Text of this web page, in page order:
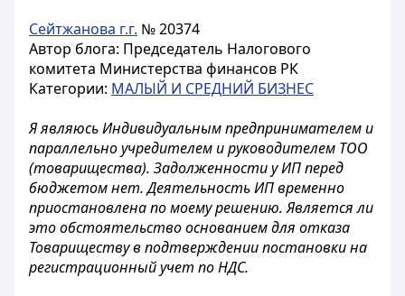
Сейтжанова г.г. № 20374
Автор блога: Председатель Налогового
комитета Министерства финансов РК
Категории: МАЛЫЙ И СРЕДНИЙ БИЗНЕС
Я являюсь Индивидуальным предпринимателем и
параллельно учредителем и руководителем ТОО
(товарищества). Задолженности у ИП перед
бюджетом нет. Деятельность ИП временно
приостановлена по моему решению. Является ли
это обстоятельство основанием для отказа
Товариществу в подтверждении постановки на
регистрационный учет по НДС.